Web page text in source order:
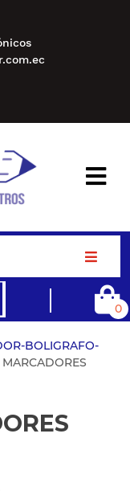
0
BOLIGRAFO-